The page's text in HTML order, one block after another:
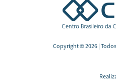
Copyright © 2026 |